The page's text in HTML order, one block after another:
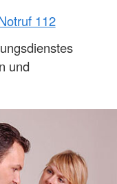
112
und